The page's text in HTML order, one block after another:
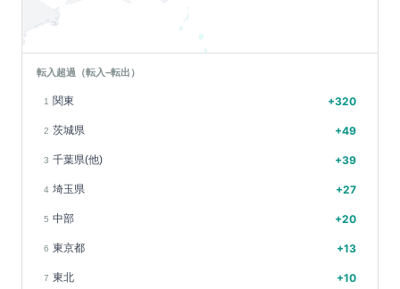
転入超過（転入−転出）
1 関東 +320
2 茨城県 +49
3 千葉県(他) +39
4 埼玉県 +27
5 中部 +20
6 東京都 +13
7 東北 +10